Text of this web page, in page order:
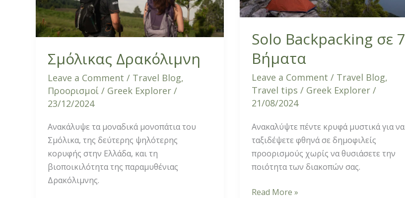
Σμόλικας Δρακόλιμνη
Leave a Comment / Travel Blog,
Προορισμοί / Greek Explorer /
23/12/2024
Ανακάλυψε τα μοναδικά μονοπάτια του
Σμόλικα, της δεύτερης ψηλότερης
κορυφής στην Ελλάδα, και τη
βιοποικιλότητα της παραμυθένιας
Δρακόλιμνης.
Solo Backpacking σε 7
Βήματα
Leave a Comment / Travel Blog,
Travel tips / Greek Explorer /
21/08/2024
Ανακαλύψτε πέντε κρυφά μυστικά για να
ταξιδέψετε φθηνά σε δημοφιλείς
προορισμούς χωρίς να θυσιάσετε την
ποιότητα των διακοπών σας.
Read More »